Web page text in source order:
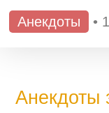
Анекдоты •
Анекдоты